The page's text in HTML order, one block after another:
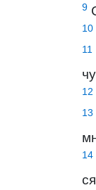
9
10
11
12
13
14